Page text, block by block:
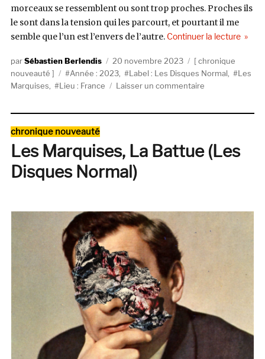
morceaux se ressemblent ou sont trop proches. Proches ils
le sont dans la tension qui les parcourt, et pourtant il me
semble que l’un est l’envers de l’autre. Continuer la lecturede «
AuteurSébastien Berlendis
Publié
le
20 novembre 2023 Catégories
chronique
nouveauté
Étiquettes
Année : 2023, Label : Les Disques Normal,
Les
Marquises, Lieu : France Laisser un commentaire
(Les
Disques
Catégories
chronique nouveauté
Les Marquises, La Battue (Les
Disques Normal)